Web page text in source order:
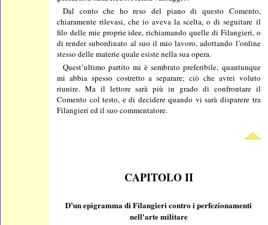
Dal conto che ho reso del piano di questo Comento,
chiaramente rilevasi, che io aveva la scelta, o di seguitare il
filo delle mie proprie idee, richiamando quelle di Filangieri, o
di render subordinato al suo il mio lavoro, adottando l’ordine
stesso delle materie quale esiste nella sua opera.
Quest’ultimo partito mi è sembrato preferibile, quantunque
mi abbia spesso costretto a separare; ciò che avrei voluto
riunire. Ma il lettore sarà più in grado di confrontare il
Comento col testo, e di decidere quando vi sarà disparere tra
Filangieri ed il suo commentatore.
CAPITOLO II
D’un epigramma di Filangieri contro i perfezionamenti
nell'arte militare